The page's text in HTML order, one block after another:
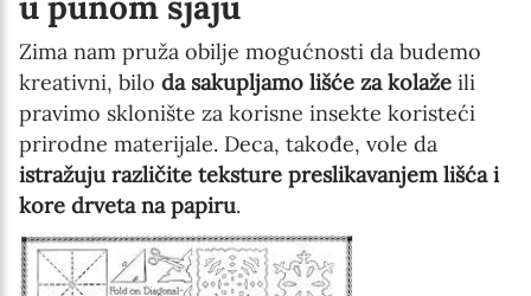
Zima nam pruža obilje mogućnosti da budemo
kreativni, bilo da sakupljamo lišće za kolaže ili
pravimo sklonište za korisne insekte koristeći
prirodne materijale. Deca, takođe, vole da
istražuju različite teksture preslikavanjem lišća i
kore drveta na papiru.